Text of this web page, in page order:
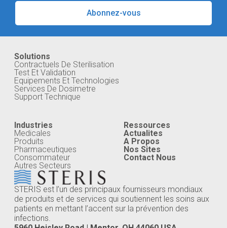
Abonnez-vous
STERIS est l’un des principaux fournisseurs mondiaux
de produits et de services qui soutiennent les soins aux
patients en mettant l’accent sur la prévention des
infections.
Solutions
Contractuels De Sterilisation
Test Et Validation
Equipements Et Technologies
Services De Dosimetre
Support Technique
Industries
Medicales
Produits
Pharmaceutiques
Consommateur
Autres Secteurs
Ressources
Actualites
A Propos
Nos Sites
Contact Nous